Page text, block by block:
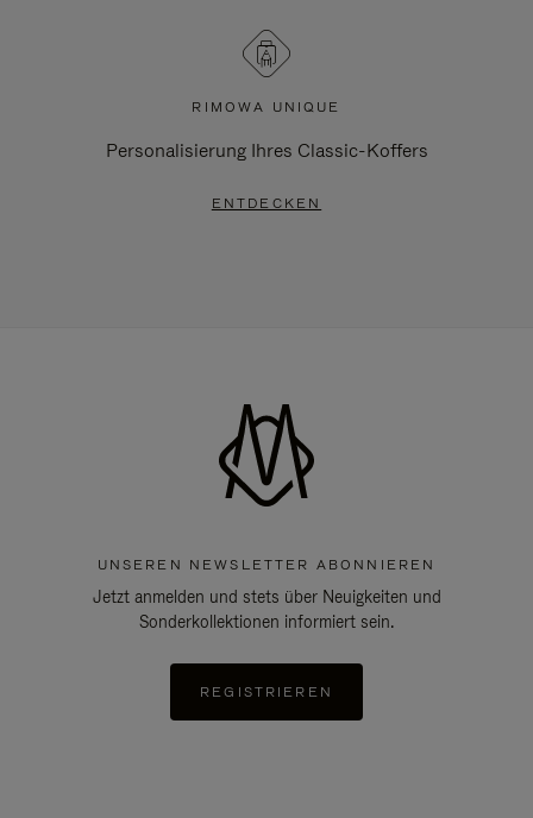
RIMOWA UNIQUE
Personalisierung Ihres Classic-Koffers
ENTDECKEN
UNSEREN NEWSLETTER ABONNIEREN
Jetzt anmelden und stets über Neuigkeiten und
Sonderkollektionen informiert sein.
REGISTRIEREN